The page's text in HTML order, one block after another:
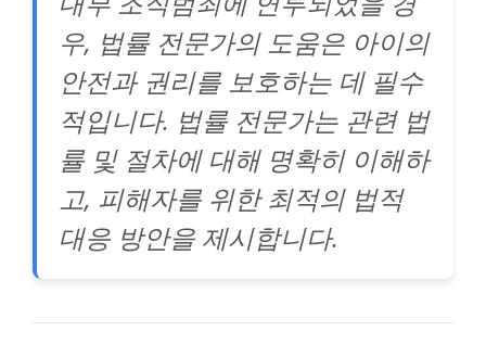
우, 법률 전문가의 도움은 아이의
안전과 권리를 보호하는 데 필수
적입니다. 법률 전문가는 관련 법
률 및 절차에 대해 명확히 이해하
고, 피해자를 위한 최적의 법적
대응 방안을 제시합니다.